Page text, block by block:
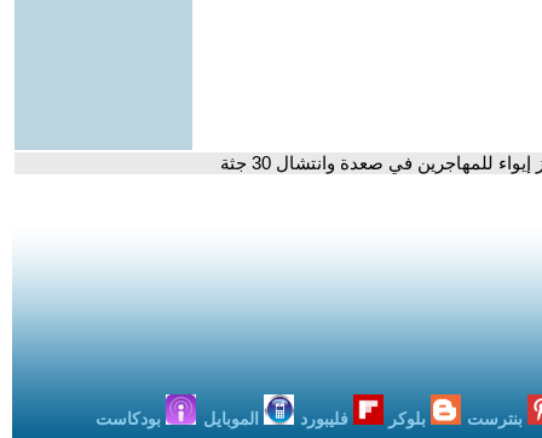
للمهاجرين في صعدة وانتشال 30 جثة
بنترست بلوكر فليبورد الموبايل بودكاست